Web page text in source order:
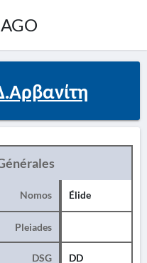
Nomos Élide
Pleiades
DSG DD